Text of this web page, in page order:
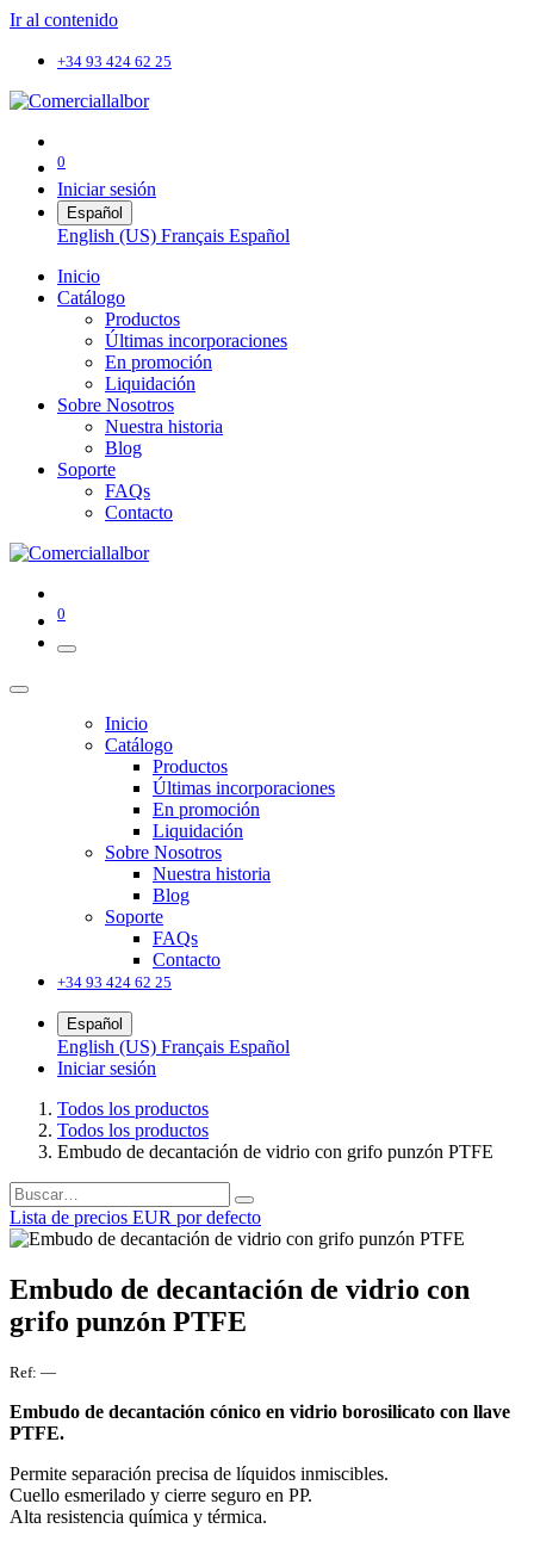
Ir al contenido
+34 93 424 62 25
0
Iniciar sesión
Español
English (US) Français Español
Inicio
Catálogo
Productos
Últimas incorporaciones
En promoción
Liquidación
Sobre Nosotros
Nuestra historia
Blog
Soporte
FAQs
Contacto
0
Inicio
Catálogo
Productos
Últimas incorporaciones
En promoción
Liquidación
Sobre Nosotros
Nuestra historia
Blog
Soporte
FAQs
Contacto
+34 93 424 62 25
Español
English (US) Français Español
Iniciar sesión
Todos los productos
Todos los productos
Embudo de decantación de vidrio con grifo punzón PTFE
Lista de precios EUR por defecto
Embudo de decantación de vidrio con
grifo punzón PTFE
Ref: —
Embudo de decantación cónico en vidrio borosilicato con llave
PTFE.
Permite separación precisa de líquidos inmiscibles.
Cuello esmerilado y cierre seguro en PP.
Alta resistencia química y térmica.